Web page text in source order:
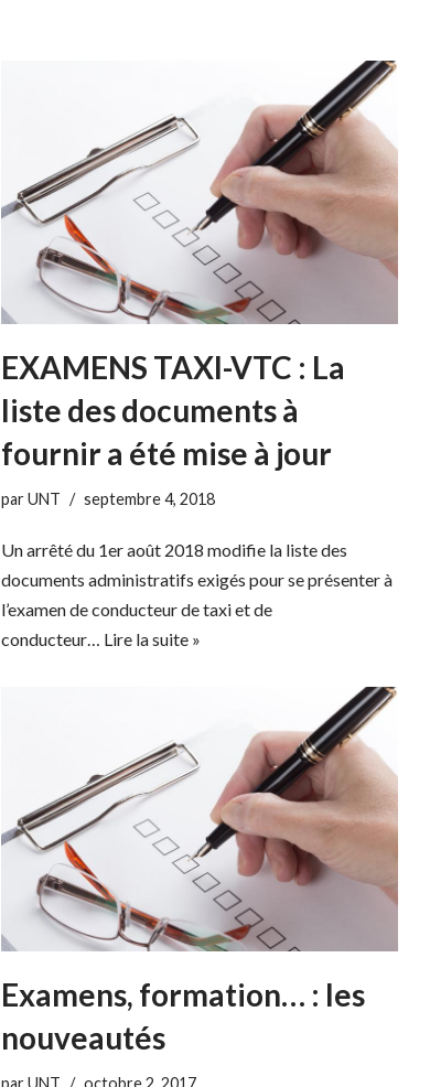
EXAMENS TAXI-VTC : La
liste des documents à
fournir a été mise à jour
parUNT septembre 4, 2018
Un arrêté du 1er août 2018 modifie la liste des
documents administratifs exigés pour se présenter à
l’examen de conducteur de taxi et de
conducteur… Lire la suite »
Examens, formation… : les
nouveautés